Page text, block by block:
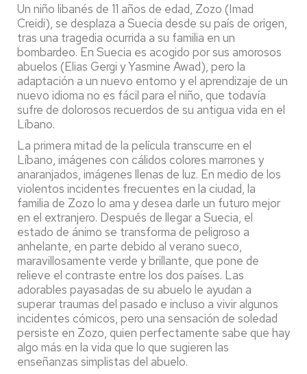
Un niño libanés de 11 años de edad, Zozo (Imad
Creidi), se desplaza a Suecia desde su país de origen,
tras una tragedia ocurrida a su familia en un
bombardeo. En Suecia es acogido por sus amorosos
abuelos (Elias Gergi y Yasmine Awad), pero la
adaptación a un nuevo entorno y el aprendizaje de un
nuevo idioma no es fácil para el niño, que todavía
sufre de dolorosos recuerdos de su antigua vida en el
Líbano.
La primera mitad de la película transcurre en el
Líbano, imágenes con cálidos colores marrones y
anaranjados, imágenes llenas de luz. En medio de los
violentos incidentes frecuentes en la ciudad, la
familia de Zozo lo ama y desea darle un futuro mejor
en el extranjero. Después de llegar a Suecia, el
estado de ánimo se transforma de peligroso a
anhelante, en parte debido al verano sueco,
maravillosamente verde y brillante, que pone de
relieve el contraste entre los dos países. Las
adorables payasadas de su abuelo le ayudan a
superar traumas del pasado e incluso a vivir algunos
incidentes cómicos, pero una sensación de soledad
persiste en Zozo, quien perfectamente sabe que hay
algo más en la vida que lo que sugieren las
enseñanzas simplistas del abuelo.